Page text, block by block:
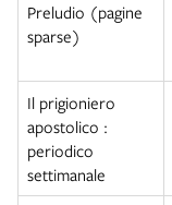
Preludio (pagine
sparse)
Il prigioniero
apostolico :
periodico
settimanale